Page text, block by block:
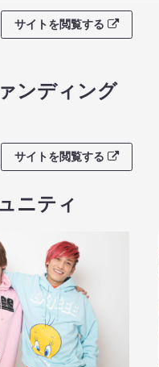
サイトを閲覧する
ンディング
サイトを閲覧する
ニティ